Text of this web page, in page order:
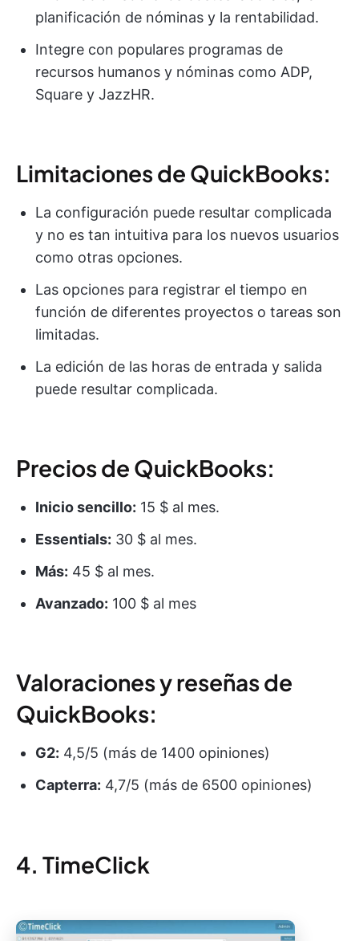
planificación de nóminas y la rentabilidad.
Integre con populares programas de
recursos humanos y nóminas como ADP,
Square y JazzHR.
Limitaciones de QuickBooks:
La configuración puede resultar complicada
y no es tan intuitiva para los nuevos usuarios
como otras opciones.
Las opciones para registrar el tiempo en
función de diferentes proyectos o tareas son
limitadas.
La edición de las horas de entrada y salida
puede resultar complicada.
Precios de QuickBooks:
Inicio sencillo: 15 $ al mes.
Essentials: 30 $ al mes.
Más: 45 $ al mes.
Avanzado: 100 $ al mes
Valoraciones y reseñas de
QuickBooks:
G2: 4,5/5 (más de 1400 opiniones)
Capterra: 4,7/5 (más de 6500 opiniones)
4. TimeClick